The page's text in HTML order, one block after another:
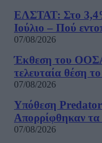
ΕΛΣΤΑΤ: Στο
Ιούλιο – Πού
07/08/2026
Έκθεση του ΟΟΣΑ
τελευταία θέση
07/08/2026
Υπόθεση
Απορρίφθηκαν
07/08/2026